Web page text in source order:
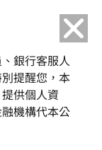
銀行客服人
提醒您，本
供個人資
機構代本公